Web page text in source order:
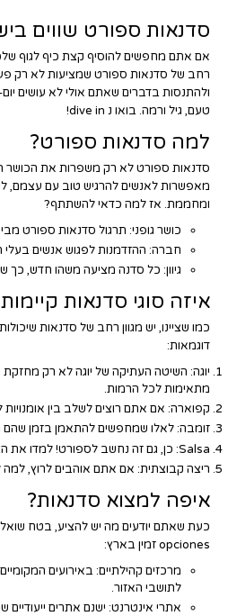
סדנאות ספורט שווים
אם אתם מחפשים להוסיף קצת כיף לגוף
רחב של סדנאות ספורט שמציעות לא רק
ולהתנסות בדברים שאתם אולי לא עושים
טעם, גיל ורמה. בואו נ dive in!
למה סדנאות ספורט?
סדנאות ספורט לא רק משפרות את הכושר
מאפשרות לאנשים להרגיש טוב עם עצמם,
ומחממת. אז למה כדאי להשתתף?
כושר גופני: תרגול סדנאות ספורט
חברה: ההזדמנות לפגוש אנשים בעלי
גיוון: כל סדנה מציעה משהו חדש, כך
איזה סוגי סדנאות
כמו שציינו, יש מגוון רחב של סדנאות
דוגמאות:
יוגה: השיטה העתיקה של יוגה לא רק
מתאימות לכל הרמות.
קפוארה: אם אתם רוצים לשלב בין
זומבה:לאלו שמחפשים להתאמן בזמן שהם
Salsa: כן, גם זה נחשב לספורט! למדו את
ריצה קבוצתית: אם אתם אוהבים לרוץ, למה
איפה למצוא סדנאות?
כעת שאתם יודעים מה יש להציע, בטח
opciones זמין בארץ:
מרכזים קהילתיים: באירועים
לתושבי האזור.
אתרי אינטרנט: ישנם אתרים